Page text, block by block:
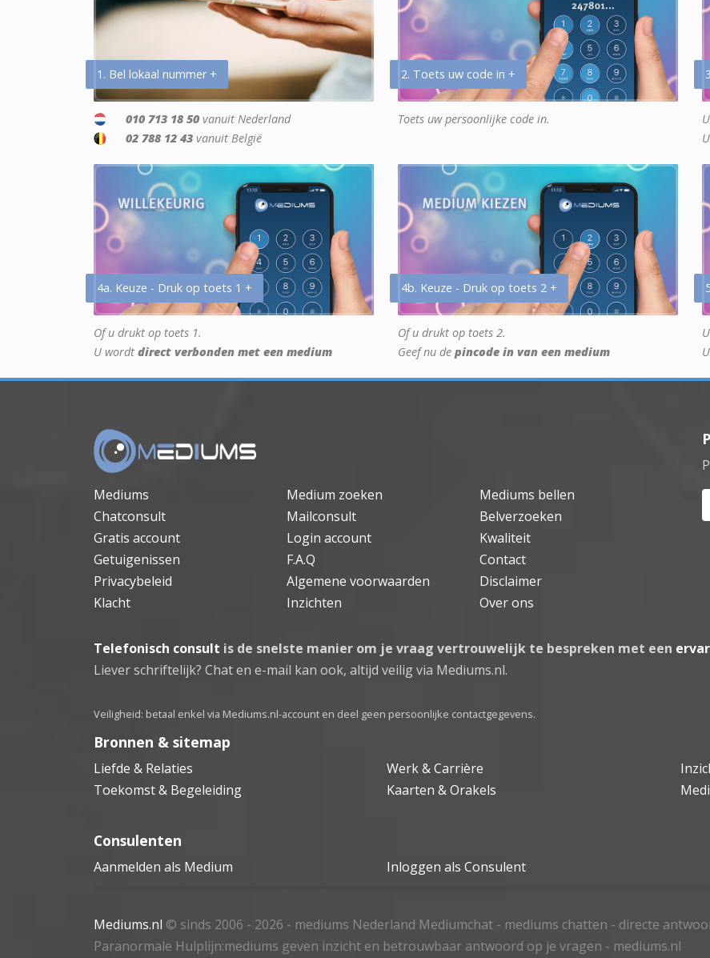
1. Bel lokaal nummer +
010 713 18 50 vanuit Nederland
02 788 12 43 vanuit België
2. Toets uw code in +
Toets uw persoonlijke code in.
4a. Keuze - Druk op toets 1 +
Of u drukt op toets 1.
U wordt direct verbonden met een medium
4b. Keuze - Druk op toets 2 +
Of u drukt op toets 2.
Geef nu de pincode in van een medium
Mediums Medium zoeken
Mediums bellen
Chatconsult
Mailconsult
Belverzoeken
Gratis account
Login account
Kwaliteit
Getuigenissen
F.A.Q
Contact
Privacybeleid
Algemene voorwaarden
Disclaimer
Klacht
Inzichten Over ons
Telefonisch consult is de snelste manier om je vraag vertrouwelijk te bespreken met een
Liever schriftelijk? Chat en e-mail kan ook, altijd veilig via Mediums.nl.
Veiligheid: betaal enkel via Mediums.nl-account en deel geen persoonlijke contactgegevens.
Bronnen & sitemap
Liefde & Relaties Werk & Carrière
Toekomst & Begeleiding
Kaarten & Orakels
Consulenten
Aanmelden als Medium Inloggen als Consulent
Mediums.nl © sinds 2006 - 2026 - mediums Nederland Mediumchat - mediums chatten - directe
Paranormale Hulplijn:mediums geven inzicht en betrouwbaar antwoord op je vragen - mediums.nl